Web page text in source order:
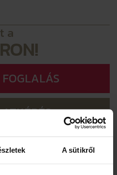
A sütikről
a
AJÁNLATOK